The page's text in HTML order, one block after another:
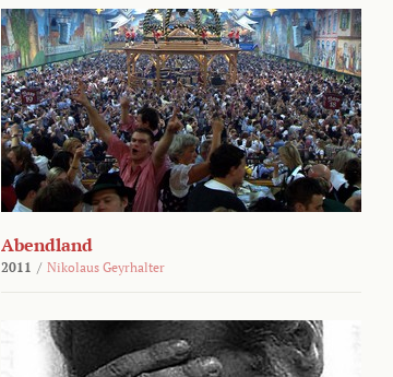
Abendland
2011 / Nikolaus Geyrhalter